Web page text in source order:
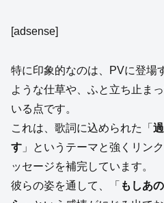
[adsense]
特に印象的なのは、PVに登場
ような仕草や、ふと立ち止ま
いる点です。
これは、歌詞に込められた「
す 」というテーマと強くリン
ッセージを補完しています。
彼らの姿を通して、「 もしあ